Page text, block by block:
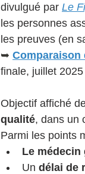
divulgué par Le
les personnes
les preuves (en
➥ Comparaison
finale, juillet 2025
Objectif affiché
qualité, dans un
Parmi les points
Le médecin
Un délai de